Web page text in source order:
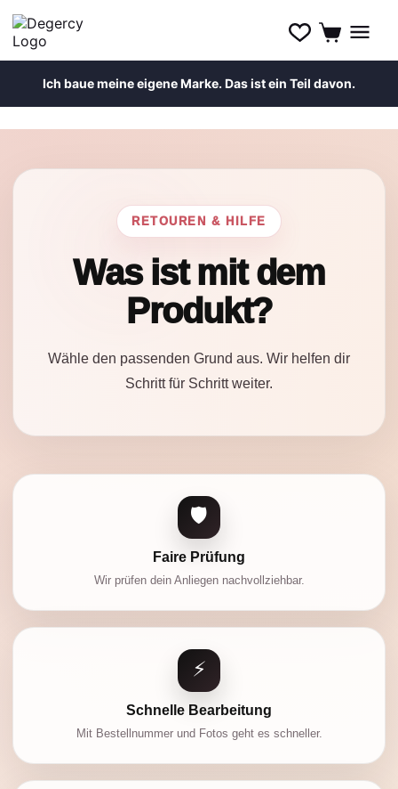
Ich baue meine eigene Marke. Das ist ein Teil davon.
Inhalt
RETOUREN & HILFE
Was ist mit dem
Produkt?
Wähle den passenden Grund aus. Wir helfen dir
Schritt für Schritt weiter.
🛡️
Faire Prüfung
Wir prüfen dein Anliegen nachvollziehbar.
⚡
Schnelle Bearbeitung
Mit Bestellnummer und Fotos geht es schneller.